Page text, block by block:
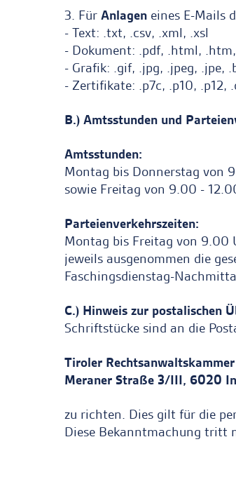
3. Für Anlagen eines E-Mails
- Text: .txt, .csv, .xml, .xsl
- Dokument: .pdf, .html,
- Grafik: .gif, .jpg, .jpeg, .jpe,
- Zertifikate: .p7c, .p10, .p12,
B.) Amtsstunden und
Amtsstunden:
Montag bis Donnerstag von
sowie Freitag von 9.00 -
Parteienverkehrszeiten:
Montag bis Freitag von 9.00
jeweils ausgenommen die
Faschingsdienstag-
C.) Hinweis zur postalischen
Schriftstücke sind an die
Tiroler Rechtsanwaltskammer
Meraner Straße 3/III, 6020
zu richten. Dies gilt für die
Diese Bekanntmachung tritt